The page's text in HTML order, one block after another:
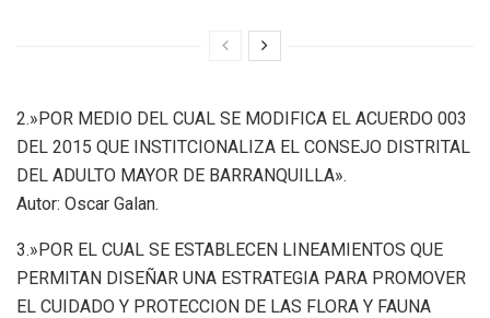
2.»POR MEDIO DEL CUAL SE MODIFICA EL ACUERDO 003
DEL 2015 QUE INSTITCIONALIZA EL CONSEJO DISTRITAL
DEL ADULTO MAYOR DE BARRANQUILLA».
Autor: Oscar Galan.
3.»POR EL CUAL SE ESTABLECEN LINEAMIENTOS QUE
PERMITAN DISEÑAR UNA ESTRATEGIA PARA PROMOVER
EL CUIDADO Y PROTECCION DE LAS FLORA Y FAUNA